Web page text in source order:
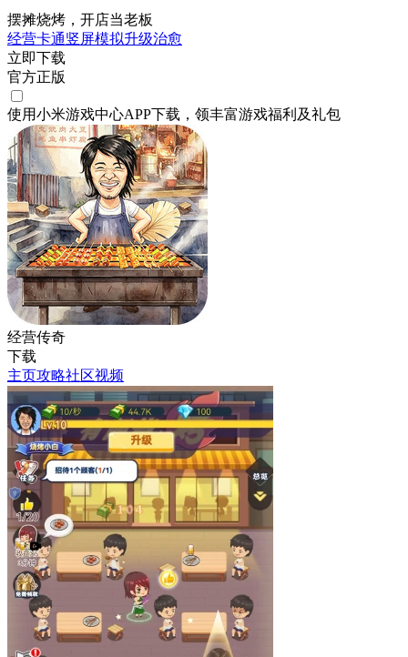
摆摊烧烤，开店当老板
经营卡通竖屏模拟升级治愈
立即下载
官方正版
使用小米游戏中心APP下载 ，领丰富游戏福利 及礼包
经营传奇
下载
主页攻略社区视频